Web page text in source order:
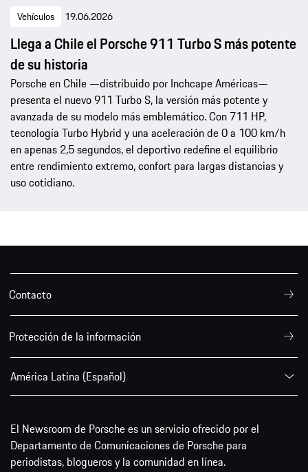
Vehículos 19.06.2026
Llega a Chile el Porsche 911 Turbo S más potente
de su historia
Porsche en Chile —distribuido por Inchcape Américas—
presenta el nuevo 911 Turbo S, la versión más potente y
avanzada de su modelo más emblemático. Con 711 HP,
tecnología Turbo Hybrid y una aceleración de 0 a 100 km/h
en apenas 2,5 segundos, el deportivo redefine el equilibrio
entre rendimiento extremo, confort para largas distancias y
uso cotidiano.
Contacto
Protección de la información
América Latina (Español)
El Newsroom de Porsche es un servicio ofrecido por el
Departamento de Comunicaciones de Porsche para
periodistas, blogueros y la comunidad en línea.